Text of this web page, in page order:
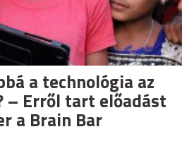
a technológia az
– Erről tart előadást
a Brain Bar